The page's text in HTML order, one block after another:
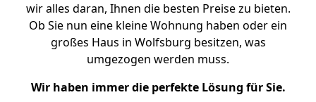
wir alles daran, Ihnen die besten Preise zu bieten.
Ob Sie nun eine kleine Wohnung haben oder ein
großes Haus in Wolfsburg besitzen, was
umgezogen werden muss.
Wir haben immer die perfekte Lösung für Sie.